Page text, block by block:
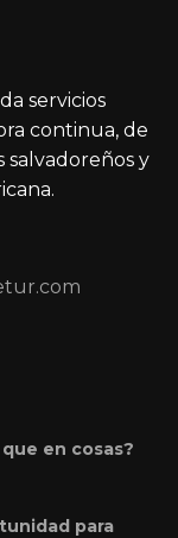
servicios
continua, de
salvadoreños y
en cosas?
para